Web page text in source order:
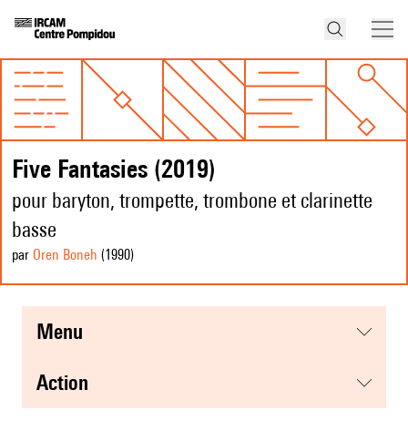
Five Fantasies (2019)
pour baryton, trompette, trombone et clarinette
basse
par Oren Boneh (1990)
menu
action